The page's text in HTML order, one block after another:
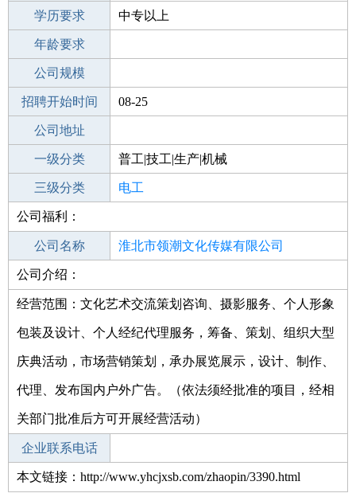
性别要求 -
学历要求 中专以上
工作经验
年龄要求
工作地点
公司规模
公司电话
招聘开始时间 08-25
招聘结束时间
公司地址
一级分类 普工|技工|生产|机械
二级分类 普工/技工
三级分类 电工
其他行业
公司福利：
公司名称 淮北市领潮文化传媒有限公司
公司类型
公司介绍：
经营范围：文化艺术交流策划咨询、摄影服务、个人形象
包装及设计、个人经纪代理服务，筹备、策划、组织大型
庆典活动，市场营销策划，承办展览展示，设计、制作、
代理、发布国内户外广告。（依法须经批准的项目，经相
关部门批准后方可开展经营活动）
企业联系电话
本文链接：http://www.yhcjxsb.com/zhaopin/3390.html